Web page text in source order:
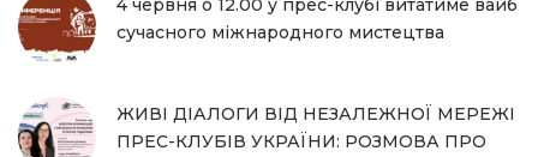
4 червня о 12.00 у прес-клубі витатиме вайб
сучасного міжнародного мистецтва
ЖИВІ ДІАЛОГИ ВІД НЕЗАЛЕЖНОЇ МЕРЕЖІ
ПРЕС-КЛУБІВ УКРАЇНИ: РОЗМОВА ПРО